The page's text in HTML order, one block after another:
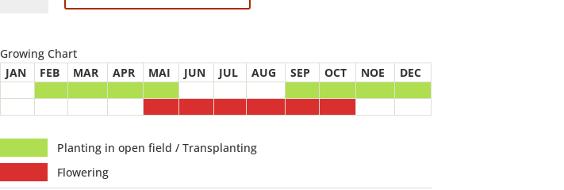
Primrose
Hill
Growing Chart
JAN
FEB MAR APR MAI JUN JUL AUG SEP OCT NOE DEC
Planting in open field / Transplanting
Flowering